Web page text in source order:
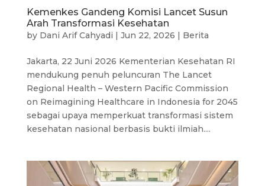
Kemenkes Gandeng Komisi Lancet Susun
Arah Transformasi Kesehatan
by Dani Arif Cahyadi | Jun 22, 2026 | Berita
Jakarta, 22 Juni 2026 Kementerian Kesehatan RI
mendukung penuh peluncuran The Lancet
Regional Health – Western Pacific Commission
on Reimagining Healthcare in Indonesia for 2045
sebagai upaya memperkuat transformasi sistem
kesehatan nasional berbasis bukti ilmiah....